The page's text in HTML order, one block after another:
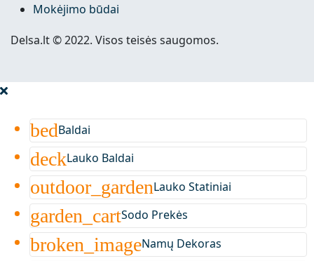
Mokėjimo būdai
Delsa.lt © 2022. Visos teisės saugomos.
bedBaldai
deckLauko Baldai
outdoor_gardenLauko Statiniai
garden_cartSodo Prekės
broken_imageNamų Dekoras